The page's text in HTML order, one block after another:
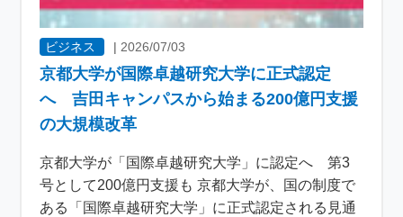
ビジネス |2026/07/03
京都大学が国際卓越研究大学に正式認定
へ 吉田キャンパスから始まる200億円支援
の大規模改革
京都大学が「国際卓越研究大学」に認定へ 第3
号として200億円支援も 京都大学が、国の制度で
ある「国際卓越研究大学」に正式認定される見通